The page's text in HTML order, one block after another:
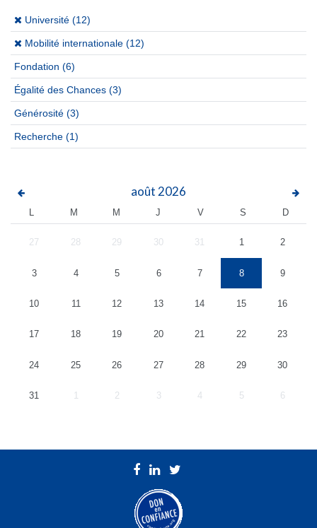
(x)
Université (12)
(x)
Mobilité internationale (12)
Fondation (6)
Égalité des Chances (3)
Générosité (3)
Recherche (1)
août 2026
L M M J V S D
27 28 29 30 31 1 2
3 4 5 6 7 8 9
10 11 12 13 14 15 16
17 18 19 20 21 22 23
24 25 26 27 28 29 30
31 1 2 3 4 5 6